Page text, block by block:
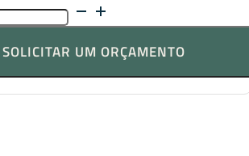
SOLICITAR UM ORÇAMENTO